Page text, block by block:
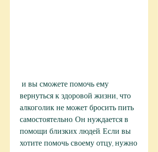
вернуться к здоровой жизни., что
алкоголик не может бросить пить
самостоятельно. Он нуждается в
помощи близких людей. Если вы
хотите помочь своему отцу, нужно